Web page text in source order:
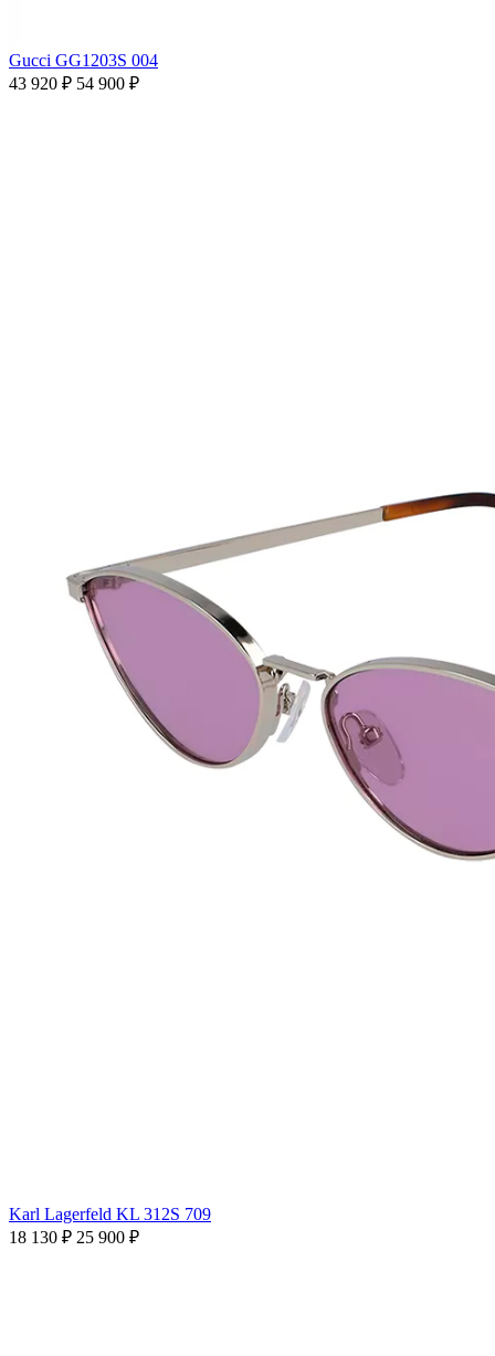
Gucci GG1203S 004
43 920 ₽ 54 900 ₽
Karl Lagerfeld KL 312S 709
18 130 ₽ 25 900 ₽